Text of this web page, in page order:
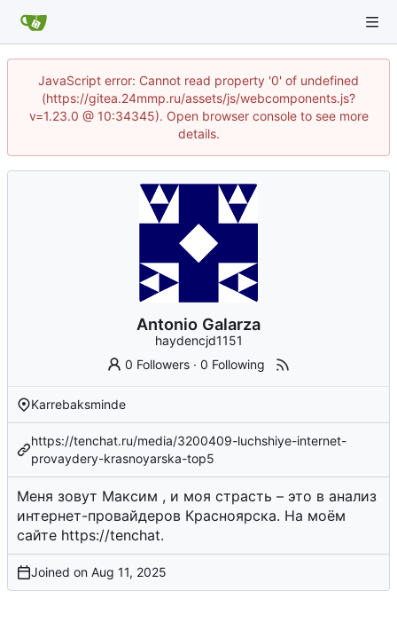
JavaScript error: Cannot read property '0' of undefined
(https://gitea.24mmp.ru/assets/js/webcomponents.js?
v=1.23.0 @ 10:34345). Open browser console to see more
details.
Antonio Galarza
haydencjd1151
0 Followers ·0 Following
Karrebaksminde
https://tenchat.ru/media/3200409-luchshiye-internet-
provaydery-krasnoyarska-top5
Меня зовут Максим , и моя страсть – это в анализ
интернет-провайдеров Красноярска. На моём
сайте https://tenchat.
Joined on